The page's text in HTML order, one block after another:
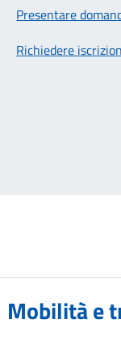
Presentare
Richiedere
Mobilità e